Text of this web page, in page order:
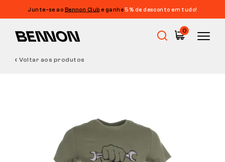
Junte-se ao Bennon Club e ganhe 5% de desconto em tudo!
0
Barefoot
Voltar aos produtos